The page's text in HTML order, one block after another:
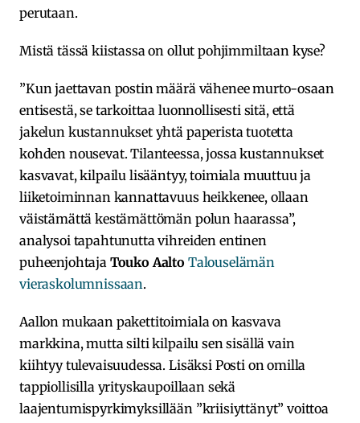
perutaan.
Mistä tässä kiistassa on ollut pohjimmiltaan kyse?
”Kun jaettavan postin määrä vähenee murto-osaan
entisestä, se tarkoittaa luonnollisesti sitä, että
jakelun kustannukset yhtä paperista tuotetta
kohden nousevat. Tilanteessa, jossa kustannukset
kasvavat, kilpailu lisääntyy, toimiala muuttuu ja
liiketoiminnan kannattavuus heikkenee, ollaan
väistämättä kestämättömän polun haarassa”,
analysoi tapahtunutta vihreiden entinen
puheenjohtaja Touko Aalto Talouselämän
vieraskolumnissaan.
Aallon mukaan pakettitoimiala on kasvava
markkina, mutta silti kilpailu sen sisällä vain
kiihtyy tulevaisuudessa. Lisäksi Posti on omilla
tappiollisilla yrityskaupoillaan sekä
laajentumispyrkimyksillään ”kriisiyttänyt” voittoa